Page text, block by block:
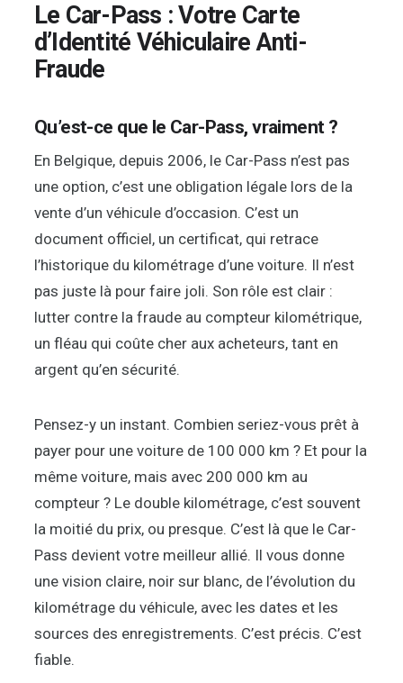
Le Car-Pass : Votre Carte
d’Identité Véhiculaire Anti-
Fraude
Qu’est-ce que le Car-Pass, vraiment ?
En Belgique, depuis 2006, le Car-Pass n’est pas
une option, c’est une obligation légale lors de la
vente d’un véhicule d’occasion. C’est un
document officiel, un certificat, qui retrace
l’historique du kilométrage d’une voiture. Il n’est
pas juste là pour faire joli. Son rôle est clair :
lutter contre la fraude au compteur kilométrique,
un fléau qui coûte cher aux acheteurs, tant en
argent qu’en sécurité.
Pensez-y un instant. Combien seriez-vous prêt à
payer pour une voiture de 100 000 km ? Et pour la
même voiture, mais avec 200 000 km au
compteur ? Le double kilométrage, c’est souvent
la moitié du prix, ou presque. C’est là que le Car-
Pass devient votre meilleur allié. Il vous donne
une vision claire, noir sur blanc, de l’évolution du
kilométrage du véhicule, avec les dates et les
sources des enregistrements. C’est précis. C’est
fiable.